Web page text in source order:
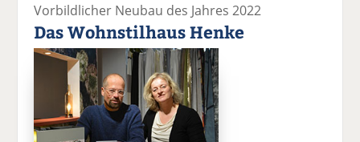
Vorbildlicher Neubau des Jahres 2022
Das Wohnstilhaus Henke